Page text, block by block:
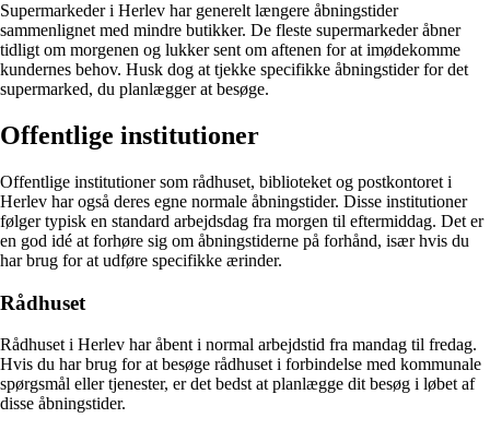
Supermarkeder i Herlev har generelt længere åbningstider
sammenlignet med mindre butikker. De fleste supermarkeder åbner
tidligt om morgenen og lukker sent om aftenen for at imødekomme
kundernes behov. Husk dog at tjekke specifikke åbningstider for det
supermarked, du planlægger at besøge.
Offentlige institutioner
Offentlige institutioner som rådhuset, biblioteket og postkontoret i
Herlev har også deres egne normale åbningstider. Disse institutioner
følger typisk en standard arbejdsdag fra morgen til eftermiddag. Det er
en god idé at forhøre sig om åbningstiderne på forhånd, især hvis du
har brug for at udføre specifikke ærinder.
Rådhuset
Rådhuset i Herlev har åbent i normal arbejdstid fra mandag til fredag.
Hvis du har brug for at besøge rådhuset i forbindelse med kommunale
spørgsmål eller tjenester, er det bedst at planlægge dit besøg i løbet af
disse åbningstider.